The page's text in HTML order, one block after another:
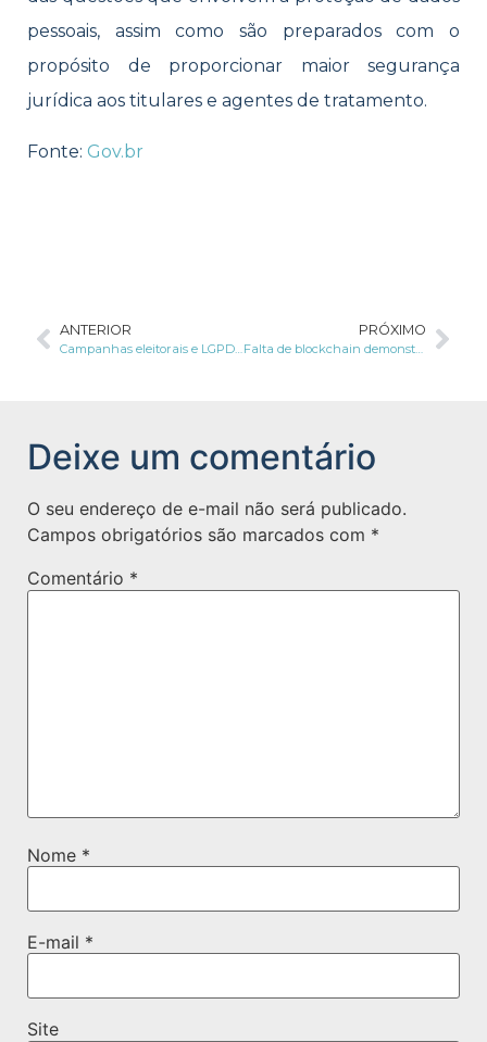
pessoais, assim como são preparados com o
propósito de proporcionar maior segurança
jurídica aos titulares e agentes de tratamento.
Fonte: Gov.br
ANTERIOR
Campanhas eleitorais e LGPD: tratamento de dados e transparência das informações
PRÓXIMO
Falta de blockchain demonstra baixa na segurança e aumento de ciberataques
Deixe um comentário
O seu endereço de e-mail não será publicado.
Campos obrigatórios são marcados com *
Comentário *
Nome *
E-mail *
Site